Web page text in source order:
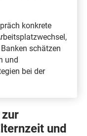
konkrete
schätzen
und
bei der
und